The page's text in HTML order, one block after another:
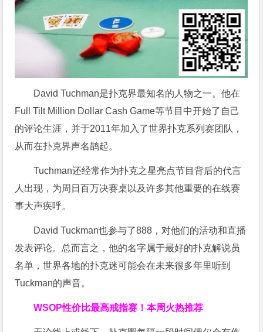
David Tuchman是扑克界最知名的人物之一。他在
Full Tilt Million Dollar Cash Game等节目中开始了自己
的评论生涯，并于2011年加入了世界扑克系列赛团队，
从而在扑克界声名鹊起。
Tuchman还经常作为扑克之星亮点节目背后的代言
人出现，为周日百万决赛桌以及许多其他重要的在线赛
事大声疾呼。
David Tuckman也参与了888，对他们的活动和直播
发表评论。总而言之，他的名字属于最好的扑克解说员
名单，世界各地的扑克迷可能会在未来很多年里听到
Tuckman的声音。
WSOP性价比最高戒指赛！本周火热推荐